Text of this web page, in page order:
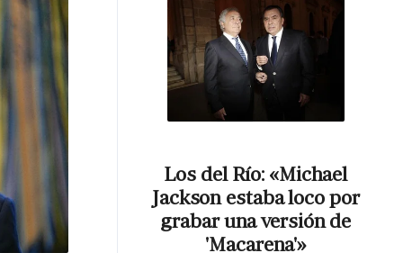
Los del Río: «Michael
Jackson estaba loco por
grabar una versión de
'Macarena'»